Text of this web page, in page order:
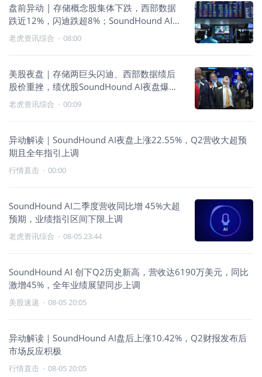
盘前异动 | 存储概念股集体下跌，西部数据
跌近12%，闪迪跌超8%；SoundHound AI绩
后飙涨逾23%
老虎资讯综合 · 08:00
美股夜盘｜存储两巨头闪迪、西部数据绩后
股价重挫，绩优股SoundHound AI夜盘爆升
23%，AppLovin暴跌15%，SpaceX反弹逾
老虎资讯综合 · 00:09
异动解读｜SoundHound AI夜盘上涨22.55%，Q2营收大超预
期且全年指引上调
行情直击 · 00:00
SoundHound AI二季度营收同比增 45%大超
预期，业绩指引区间下限上调
老虎资讯综合 · 08-05 23:44
SoundHound AI 创下Q2历史新高，营收达6190万美元，同比
激增45%，全年业绩展望同步上调
美股速递 · 08-05 20:05
异动解读｜SoundHound AI盘后上涨10.42%，Q2财报发布后
市场反应积极
行情直击 · 08-05 20:05